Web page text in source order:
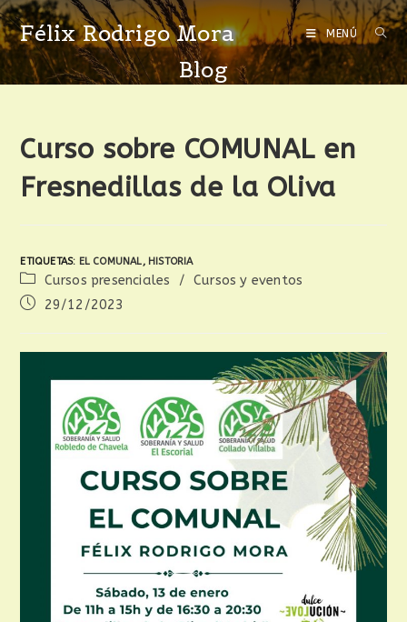
Félix Rodrigo Mora MENÚ
Blog
Curso sobre COMUNAL en
Fresnedillas de la Oliva
ETIQUETAS: EL COMUNAL, HISTORIA
Cursos presenciales / Cursos y eventos
29/12/2023